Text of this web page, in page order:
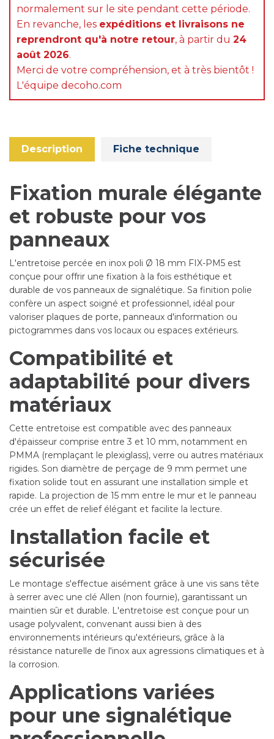
normalement sur le site pendant cette période.
En revanche, les expéditions et livraisons ne
reprendront qu'à notre retour, à partir du 24
août 2026.
Merci de votre compréhension, et à très bientôt !
L'équipe decoho.com
Description Fiche technique
Fixation murale élégante
et robuste pour vos
panneaux
L'entretoise percée en inox poli Ø 18 mm FIX-PM5 est
conçue pour offrir une fixation à la fois esthétique et
durable de vos panneaux de signalétique. Sa finition polie
confère un aspect soigné et professionnel, idéal pour
valoriser plaques de porte, panneaux d'information ou
pictogrammes dans vos locaux ou espaces extérieurs.
Compatibilité et
adaptabilité pour divers
matériaux
Cette entretoise est compatible avec des panneaux
d'épaisseur comprise entre 3 et 10 mm, notamment en
PMMA (remplaçant le plexiglass), verre ou autres matériaux
rigides. Son diamètre de perçage de 9 mm permet une
fixation solide tout en assurant une installation simple et
rapide. La projection de 15 mm entre le mur et le panneau
crée un effet de relief élégant et facilite la lecture.
Installation facile et
sécurisée
Le montage s'effectue aisément grâce à une vis sans tête
à serrer avec une clé Allen (non fournie), garantissant un
maintien sûr et durable. L'entretoise est conçue pour un
usage polyvalent, convenant aussi bien à des
environnements intérieurs qu'extérieurs, grâce à la
résistance naturelle de l'inox aux agressions climatiques et à
la corrosion.
Applications variées
pour une signalétique